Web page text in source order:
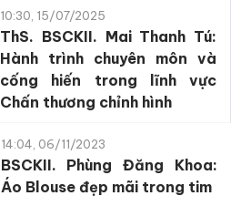
10:30, 15/07/2025
ThS. BSCKII. Mai Thanh Tú:
Hành trình chuyên môn và
cống hiến trong lĩnh vực
Chấn thương chỉnh hình
14:04, 06/11/2023
BSCKII. Phùng Đăng Khoa:
Áo Blouse đẹp mãi trong tim